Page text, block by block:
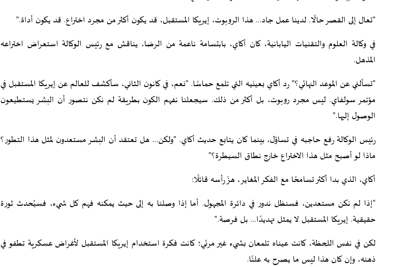
"تعال إلى القصر حالًا. لدينا عمل جاد... هذا الروبوت، إيريكا المستقبل، قد يكون أكثر من مجرد اختراع. قد يكون أداة."
في وكالة العلوم والتقنيات اليابانية، كان أكاي، بابتسامة ناعمة من الرضا، يناقش مع رئيس الوكالة استعراض اختراعه
المذهل.
"تسألني عن الموعد النهائي؟" رد أكاي بعينيه التي تلمع حماسًا. "نعم، في كانون الثاني، سأكشف للعالم عن إيريكا المستقبل في
مؤتمر سولفاي. ليس مجرد روبوت، بل أكثر من ذلك. سيجعلنا نفهم الكون بطريقة لم نكن نتصور أن البشر يستطيعون
الوصول إليها."
رئيس الوكالة رفع حاجبه في تساؤل، بينما كان يتابع حديث أكاي. "ولكن... هل تعتقد أن البشر مستعدون لمثل هذا التطور؟
ماذا لو أصبح مثل هذا الاختراع خارج نطاق السيطرة؟"
أكاي، الذي بدا أكثر تسامحًا مع الفكر المغاير، هزّ رأسه قائلًا:
"إذا لم نكن مستعدين، فسنظل ندور في دائرة المجهول. أما إذا وصلنا به إلى حيث يمكنه فهم كل شيء، فسيُحدث ثورة
حقيقية. إيريكا المستقبل لا يمثل تهديدًا... بل فرصة."
لكن في نفس اللحظة، كانت عيناه تلمعان بشيء غير مرئي؛ كانت فكرة استخدام إيريكا المستقبل لأغراض عسكرية تطفو في
ذهنه، وإن كان هذا ليس ما يصرح به علنًا.